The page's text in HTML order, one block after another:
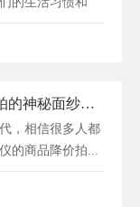
「剁手不悔」揭秘：降价拍的神秘面纱与省钱攻略！
，相信很多人都
的商品降价拍...